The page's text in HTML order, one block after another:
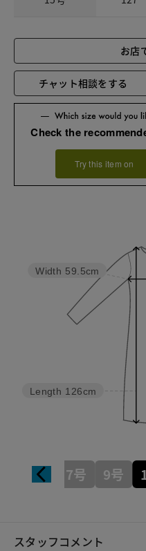
お店
チャット相談をする
Check the
Try this item on
Length 126cm
Width 59.5cm
7号 9号
スタッフコメント